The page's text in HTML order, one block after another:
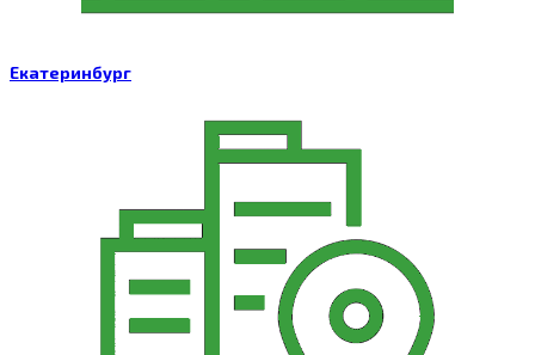
Екатеринбург